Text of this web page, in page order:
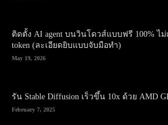
ติดตั้ง AI agent บนวินโดวส์แบบฟรี 100% ไม่
token (ละเอียดยิบแบบจับมือทำ)
May 19, 2026
รัน Stable Diffusion เร็วขึ้น 10x ด้วย AMD
February 7, 2025